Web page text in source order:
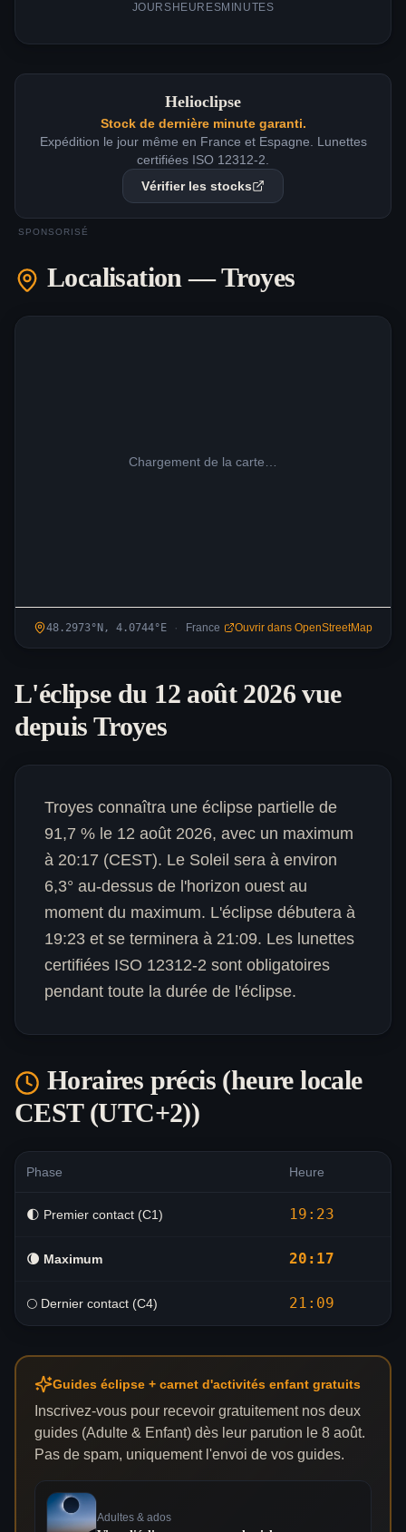
JOURS HEURESMINUTES
Helioclipse
Stock de dernière minute garanti.
Expédition le jour même en France et Espagne. Lunettes
certifiées ISO 12312-2.
Vérifier les stocks
SPONSORISÉ
Localisation —Troyes
Chargement de la carte…
48.2973°N, 4.0744° E · France Ouvrir dans OpenStreetMap
L'éclipse du 12 août 2026 vue
depuis Troyes
Troyes connaîtra une éclipse partielle de
91,7 % le 12 août 2026, avec un maximum
à 20:17 (CEST). Le Soleil sera à environ
6,3° au-dessus de l'horizon ouest au
moment du maximum. L'éclipse débutera à
19:23 et se terminera à 21:09. Les lunettes
certifiées ISO 12312-2 sont obligatoires
pendant toute la durée de l'éclipse.
Horaires précis (heure locale
CEST (UTC+2))
Phase Heure
🌓 Premier contact (C1) 19:23
🌘 Maximum 20:17
🌕 Dernier contact (C4) 21:09
Guides éclipse + carnet d'activités enfant gratuits
Inscrivez-vous pour recevoir gratuitement nos deux
guides (Adulte & Enfant) dès leur parution le 8 août.
Pas de spam, uniquement l'envoi de vos guides.
Adultes & ados